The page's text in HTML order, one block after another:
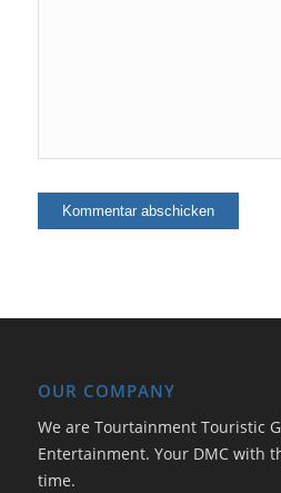
OUR COMPANY
We are Tourtainment Touristic
Entertainment. Your DMC with
time.